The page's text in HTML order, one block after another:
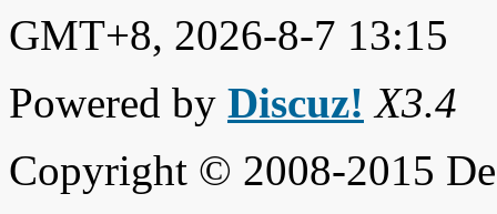
GMT+8, 2026-8-7 13:15
Powered by Discuz! X3.4
Copyright © 2008-2015